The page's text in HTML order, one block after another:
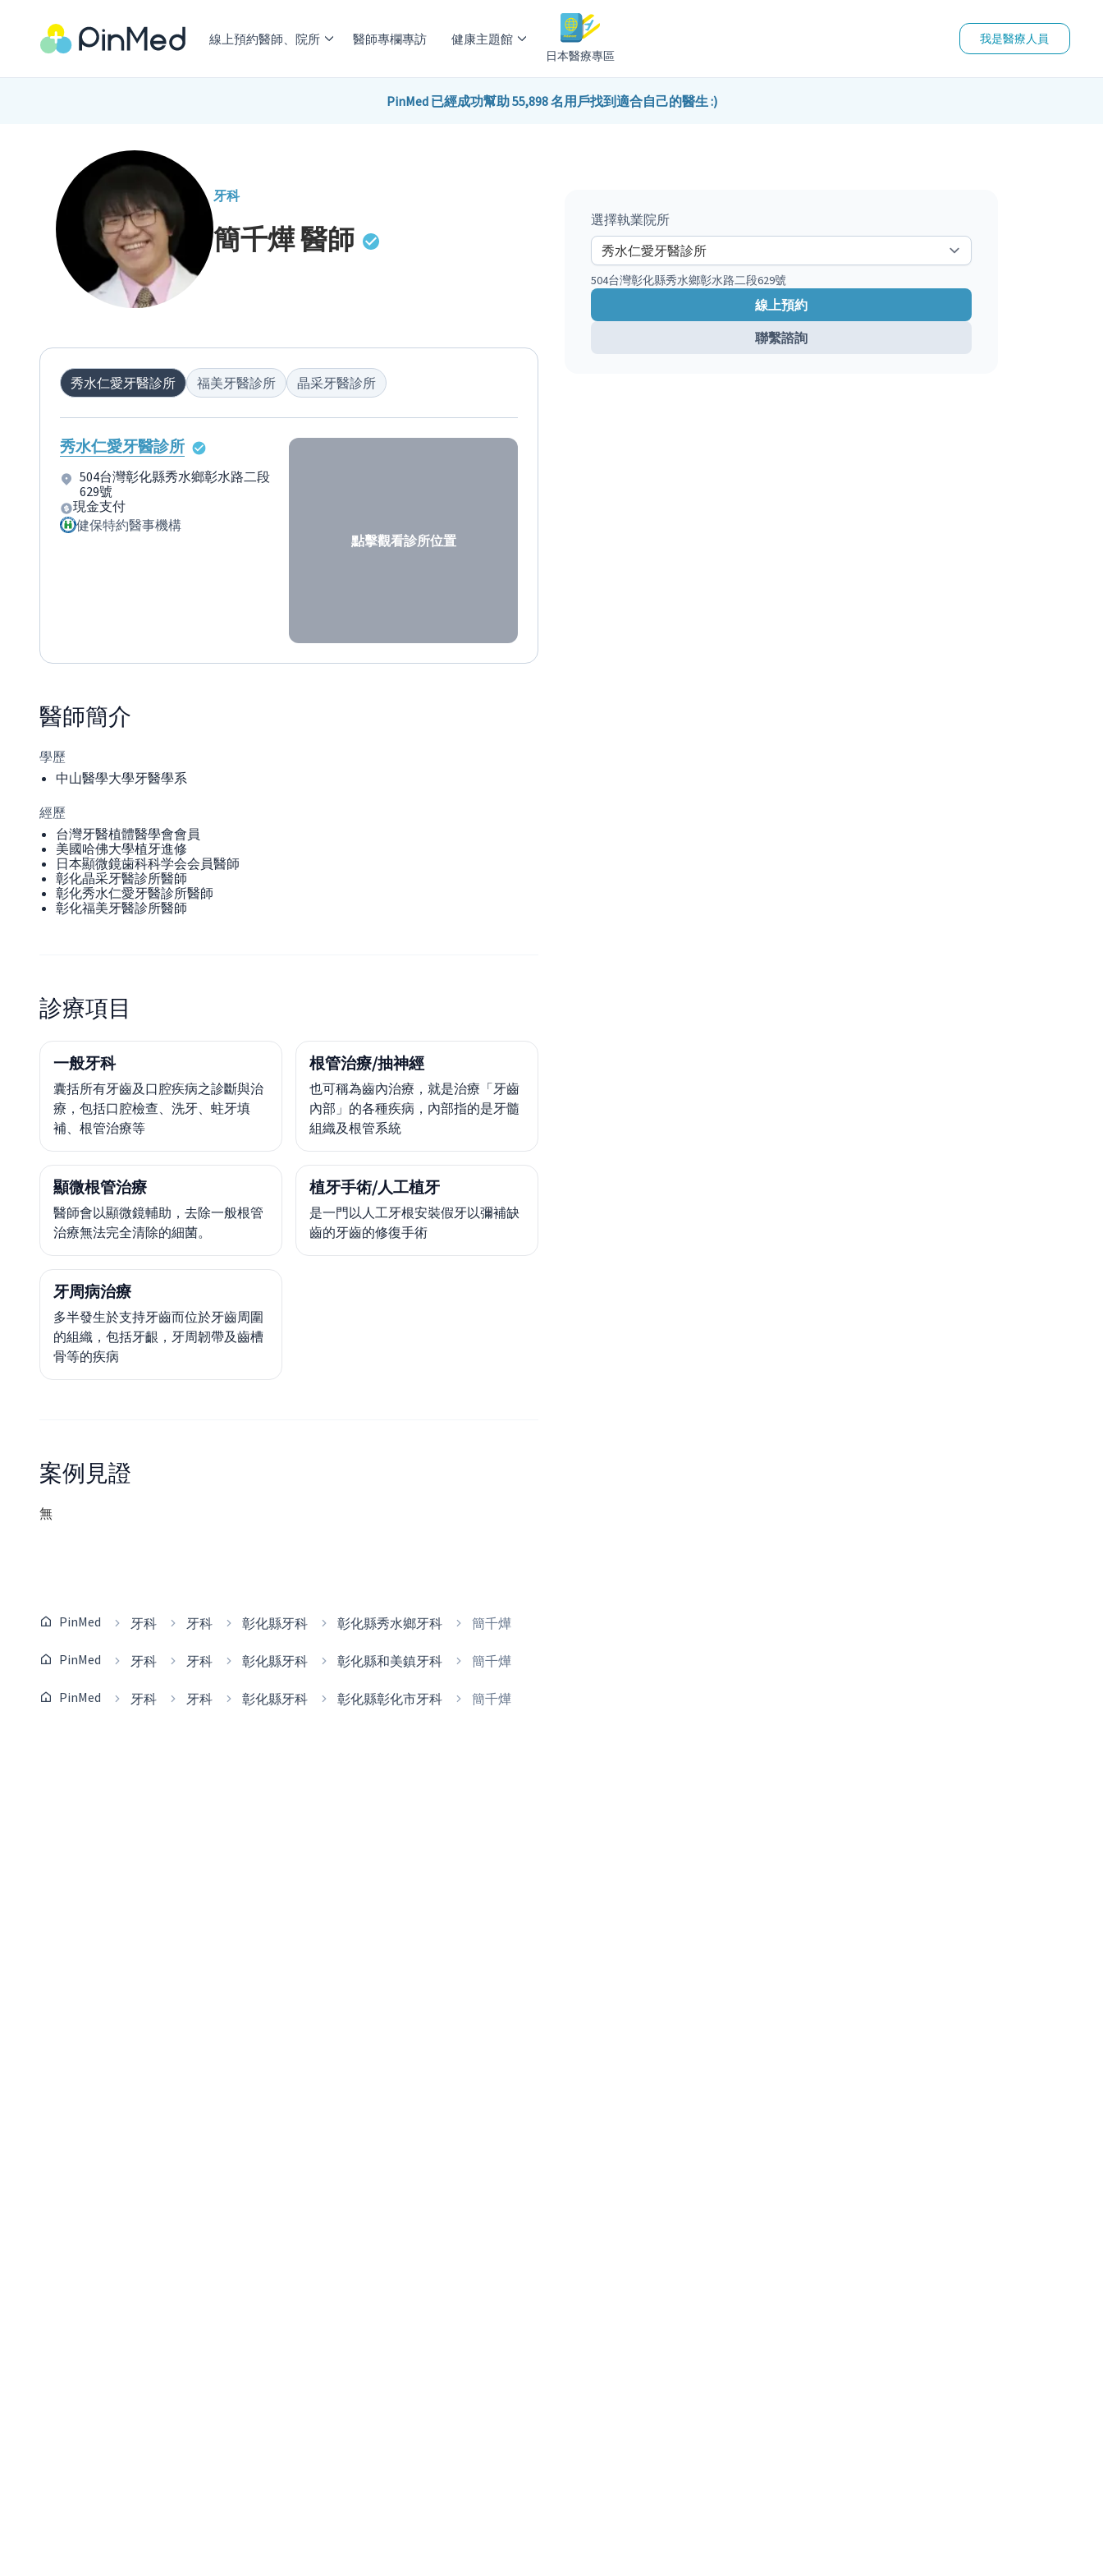
線上預約醫師、院所 醫師專欄專訪 健康主題館
日本醫療專區
我是醫療人員
PinMed 已經成功幫助 55,898 名用戶找到適合自己的醫生 :)
牙科
簡千燁醫師
秀水仁愛牙醫診所 福美牙醫診所 晶采牙醫診所
秀水仁愛牙醫診所
504台灣彰化縣秀水鄉彰水路二段
629號
現金支付
健保特約醫事機構
點擊觀看診所位置
醫師簡介
學歷
中山醫學大學牙醫學系
經歷
台灣牙醫植體醫學會會員
美國哈佛大學植牙進修
日本顯微鏡歯科科学会会員醫師
彰化晶采牙醫診所醫師
彰化秀水仁愛牙醫診所醫師
彰化福美牙醫診所醫師
診療項目
一般牙科
囊括所有牙齒及口腔疾病之診斷與治
療，包括口腔檢查、洗牙、蛀牙填
補、根管治療等
根管治療/抽神經
也可稱為齒內治療，就是治療「牙齒
內部」的各種疾病，內部指的是牙髓
組織及根管系統
顯微根管治療
醫師會以顯微鏡輔助，去除一般根管
治療無法完全清除的細菌。
植牙手術/人工植牙
是一門以人工牙根安裝假牙以彌補缺
齒的牙齒的修復手術
牙周病治療
多半發生於支持牙齒而位於牙齒周圍
的組織，包括牙齦，牙周韌帶及齒槽
骨等的疾病
案例見證
無
PinMed 牙科 牙科 彰化縣牙科 彰化縣秀水鄉牙科 簡千燁
PinMed 牙科 牙科 彰化縣牙科 彰化縣和美鎮牙科 簡千燁
PinMed 牙科 牙科 彰化縣牙科 彰化縣彰化市牙科 簡千燁
選擇執業院所
504台灣彰化縣秀水鄉彰水路二段629號
線上預約
聯繫諮詢